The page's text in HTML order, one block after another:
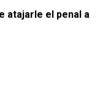
atajarle el penal a